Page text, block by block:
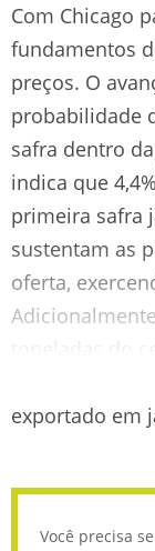
Com Chicago
fundamentos
preços. O
probabilidade
safra dentro
indica que
primeira safra
sustentam as
oferta,
toneladas do
exportado em
Você precisa